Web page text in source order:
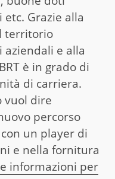
Grazie alla
territorio
aziendali e alla
è in grado di
di carriera.
vuol dire
percorso
un player di
e nella fornitura
informazioni per